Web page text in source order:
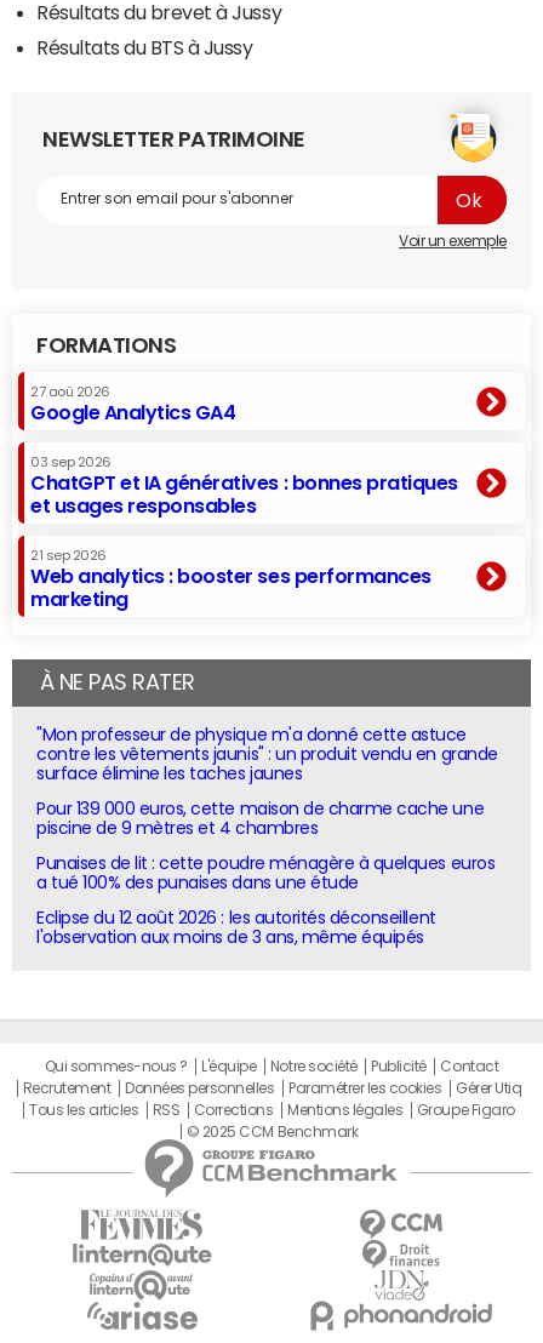
Résultats du brevet à Jussy
Résultats du BTS à Jussy
NEWSLETTER PATRIMOINE
Voir un exemple
FORMATIONS
27 aoû 2026
Google Analytics GA4
03 sep 2026
ChatGPT et IA génératives : bonnes pratiques
et usages responsables
21 sep 2026
Web analytics : booster ses performances
marketing
À NE PAS RATER
"Mon professeur de physique m'a donné cette astuce
contre les vêtements jaunis" : un produit vendu en grande
surface élimine les taches jaunes
Pour 139 000 euros, cette maison de charme cache une
piscine de 9 mètres et 4 chambres
Punaises de lit : cette poudre ménagère à quelques euros
a tué 100% des punaises dans une étude
Eclipse du 12 août 2026 : les autorités déconseillent
l'observation aux moins de 3 ans, même équipés
Qui sommes-nous ? L'équipe Notre société Publicité
Contact
Recrutement
Données personnelles Paramétrer les cookies
Gérer Utiq
Tous les articles
RSS Corrections Mentions légales
Groupe Figaro
© 2025 CCM Benchmark